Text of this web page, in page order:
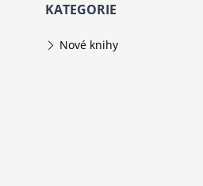
KATEGORIE
Nové knihy